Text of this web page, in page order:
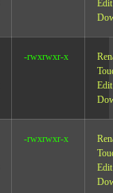
Edit
-rwxrwxr-x
Edit
-rwxrwxr-x
Edit